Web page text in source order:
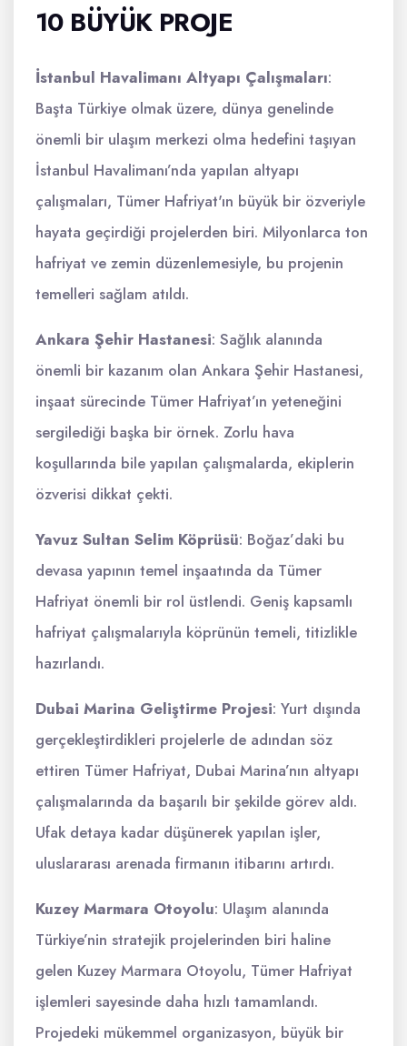
10 BÜYÜK PROJE
İstanbul Havalimanı Altyapı Çalışmaları:
Başta Türkiye olmak üzere, dünya genelinde
önemli bir ulaşım merkezi olma hedefini taşıyan
İstanbul Havalimanı’nda yapılan altyapı
çalışmaları, Tümer Hafriyat'ın büyük bir özveriyle
hayata geçirdiği projelerden biri. Milyonlarca ton
hafriyat ve zemin düzenlemesiyle, bu projenin
temelleri sağlam atıldı.
Ankara Şehir Hastanesi: Sağlık alanında
önemli bir kazanım olan Ankara Şehir Hastanesi,
inşaat sürecinde Tümer Hafriyat’ın yeteneğini
sergilediği başka bir örnek. Zorlu hava
koşullarında bile yapılan çalışmalarda, ekiplerin
özverisi dikkat çekti.
Yavuz Sultan Selim Köprüsü: Boğaz’daki bu
devasa yapının temel inşaatında da Tümer
Hafriyat önemli bir rol üstlendi. Geniş kapsamlı
hafriyat çalışmalarıyla köprünün temeli, titizlikle
hazırlandı.
Dubai Marina Geliştirme Projesi: Yurt dışında
gerçekleştirdikleri projelerle de adından söz
ettiren Tümer Hafriyat, Dubai Marina’nın altyapı
çalışmalarında da başarılı bir şekilde görev aldı.
Ufak detaya kadar düşünerek yapılan işler,
uluslararası arenada firmanın itibarını artırdı.
Kuzey Marmara Otoyolu: Ulaşım alanında
Türkiye’nin stratejik projelerinden biri haline
gelen Kuzey Marmara Otoyolu, Tümer Hafriyat
işlemleri sayesinde daha hızlı tamamlandı.
Projedeki mükemmel organizasyon, büyük bir